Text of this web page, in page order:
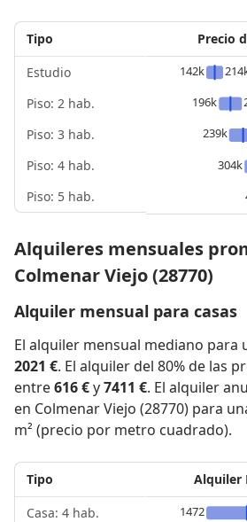
Tipo
Estudio
Piso: 2 hab.
Piso: 3 hab.
Piso: 4 hab.
Piso: 5 hab.
Precio
142k
196k
239k
304k
Alquileres mensuales
Colmenar Viejo (28770)
Alquiler mensual para casas
El alquiler mensual mediano para
2021 €. El alquiler del 80% de las
entre616 €y7411 €. El alquiler
en Colmenar Viejo (28770) para
m² (precio por metro cuadrado).
Tipo
Casa: 4 hab.
Alquiler
1472